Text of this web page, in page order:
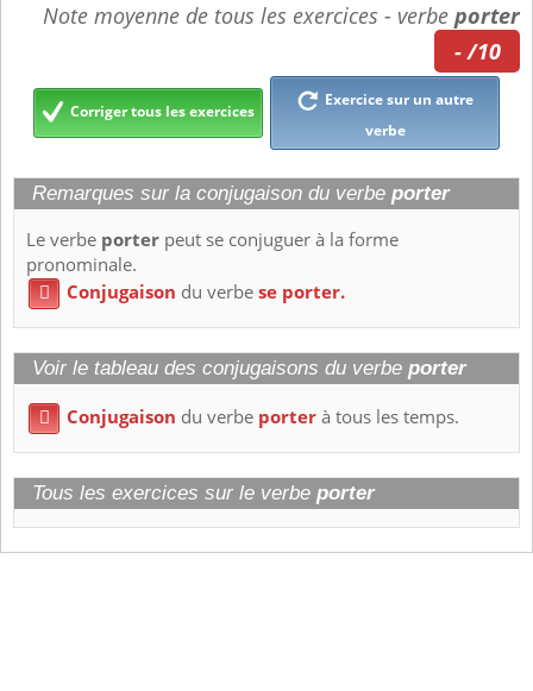
Note moyenne de tous les exercices - verbe porter
- /10
Corriger tous les exercices
Exercice sur un autre
verbe
Remarques sur la conjugaison du verbe porter
Le verbe porter peut se conjuguer à la forme
pronominale.
 Conjugaison du verbese porter.
Voir le tableau des conjugaisons du verbe porter
 Conjugaison du verbe porterà tous les temps.
Tous les exercices sur le verbe porter